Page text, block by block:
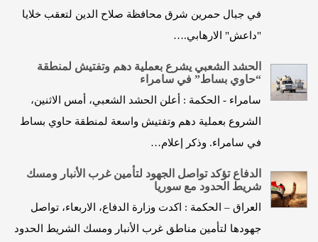
في جبال حمرين شرق محافظة صلاح الدين لتعقب خلايا
"داعش" الارهابي.…
الحشد الشعبي يشرع بعملية دهم وتفتيش لمنطقة
“حاوي بساط” في سامراء
سامراء - الحكمة : أعلن الحشد الشعبي، أمس الاثنين،
الشروع بعملية دهم وتفتيش واسعة لمنطقة حاوي بساط
في سامراء. وذكر إعلام…
الدفاع تؤكد تواصل الجهود لتأمين غرب الأنبار ومسك
شريط الحدود مع سوريا
العراق – الحكمة : اكدت وزارة الدفاع، الاربعاء، تواصل
جهودها لتأمين مناطق غرب الأنبار ومسك الشريط الحدود